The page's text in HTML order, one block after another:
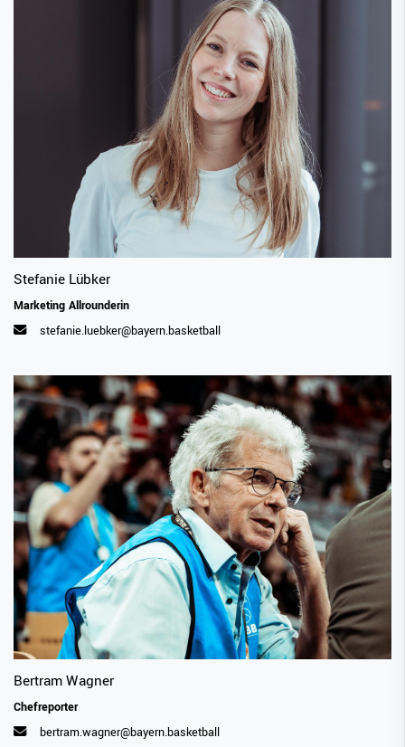
Stefanie Lübker
Marketing Allrounderin
stefanie.luebker@bayern.basketball
Bertram Wagner
Chefreporter
bertram.wagner@bayern.basketball